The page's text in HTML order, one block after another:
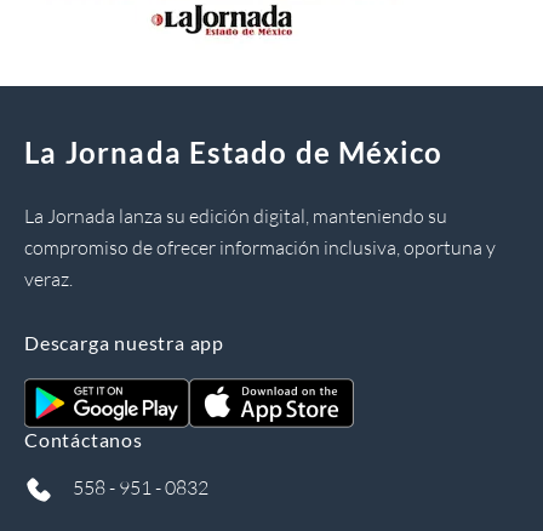
La Jornada Estado de México
La Jornada lanza su edición digital, manteniendo su
compromiso de ofrecer información inclusiva, oportuna y
veraz.
Descarga nuestra app
Contáctanos
558 - 951 - 0832